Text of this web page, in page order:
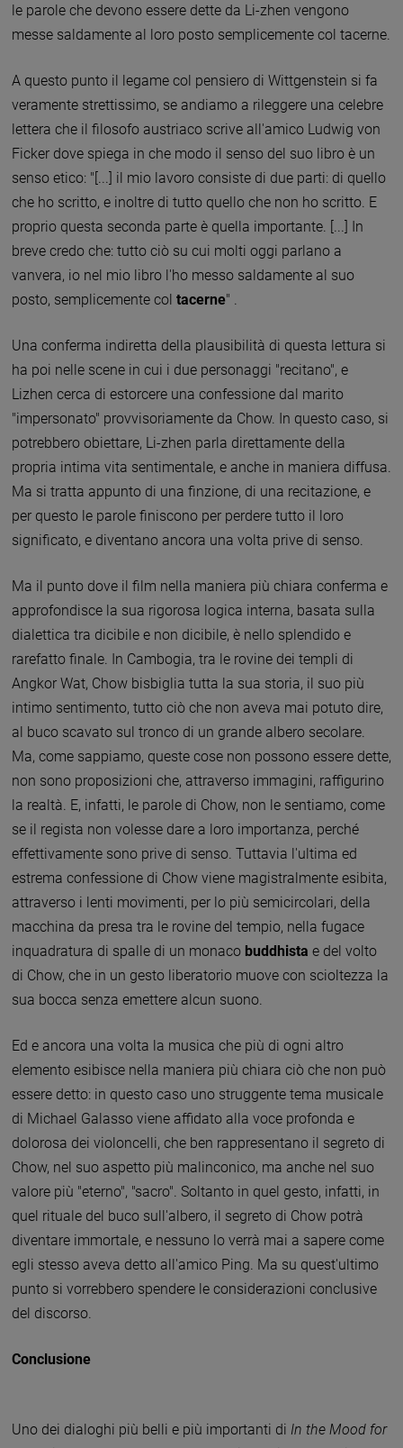
le parole che devono essere dette da Li-zhen vengono
messe saldamente al loro posto semplicemente col tacerne.
A questo punto il legame col pensiero di Wittgenstein si fa
veramente strettissimo, se andiamo a rileggere una celebre
lettera che il filosofo austriaco scrive all'amico Ludwig von
Ficker dove spiega in che modo il senso del suo libro è un
senso etico: "[...] il mio lavoro consiste di due parti: di quello
che ho scritto, e inoltre di tutto quello che non ho scritto. E
proprio questa seconda parte è quella importante. [...] In
breve credo che: tutto ciò su cui molti oggi parlano a
vanvera, io nel mio libro l'ho messo saldamente al suo
posto, semplicemente col tacerne" .
Una conferma indiretta della plausibilità di questa lettura si
ha poi nelle scene in cui i due personaggi "recitano", e
Lizhen cerca di estorcere una confessione dal marito
"impersonato" provvisoriamente da Chow. In questo caso, si
potrebbero obiettare, Li-zhen parla direttamente della
propria intima vita sentimentale, e anche in maniera diffusa.
Ma si tratta appunto di una finzione, di una recitazione, e
per questo le parole finiscono per perdere tutto il loro
significato, e diventano ancora una volta prive di senso.
Ma il punto dove il film nella maniera più chiara conferma e
approfondisce la sua rigorosa logica interna, basata sulla
dialettica tra dicibile e non dicibile, è nello splendido e
rarefatto finale. In Cambogia, tra le rovine dei templi di
Angkor Wat, Chow bisbiglia tutta la sua storia, il suo più
intimo sentimento, tutto ciò che non aveva mai potuto dire,
al buco scavato sul tronco di un grande albero secolare.
Ma, come sappiamo, queste cose non possono essere dette,
non sono proposizioni che, attraverso immagini, raffigurino
la realtà. E, infatti, le parole di Chow, non le sentiamo, come
se il regista non volesse dare a loro importanza, perché
effettivamente sono prive di senso. Tuttavia l'ultima ed
estrema confessione di Chow viene magistralmente esibita,
attraverso i lenti movimenti, per lo più semicircolari, della
macchina da presa tra le rovine del tempio, nella fugace
inquadratura di spalle di un monaco buddhista e del volto
di Chow, che in un gesto liberatorio muove con scioltezza la
sua bocca senza emettere alcun suono.
Ed e ancora una volta la musica che più di ogni altro
elemento esibisce nella maniera più chiara ciò che non può
essere detto: in questo caso uno struggente tema musicale
di Michael Galasso viene affidato alla voce profonda e
dolorosa dei violoncelli, che ben rappresentano il segreto di
Chow, nel suo aspetto più malinconico, ma anche nel suo
valore più "eterno", "sacro". Soltanto in quel gesto, infatti, in
quel rituale del buco sull'albero, il segreto di Chow potrà
diventare immortale, e nessuno lo verrà mai a sapere come
egli stesso aveva detto all'amico Ping. Ma su quest'ultimo
punto si vorrebbero spendere le considerazioni conclusive
del discorso.
Conclusione
Uno dei dialoghi più belli e più importanti di In the Mood for